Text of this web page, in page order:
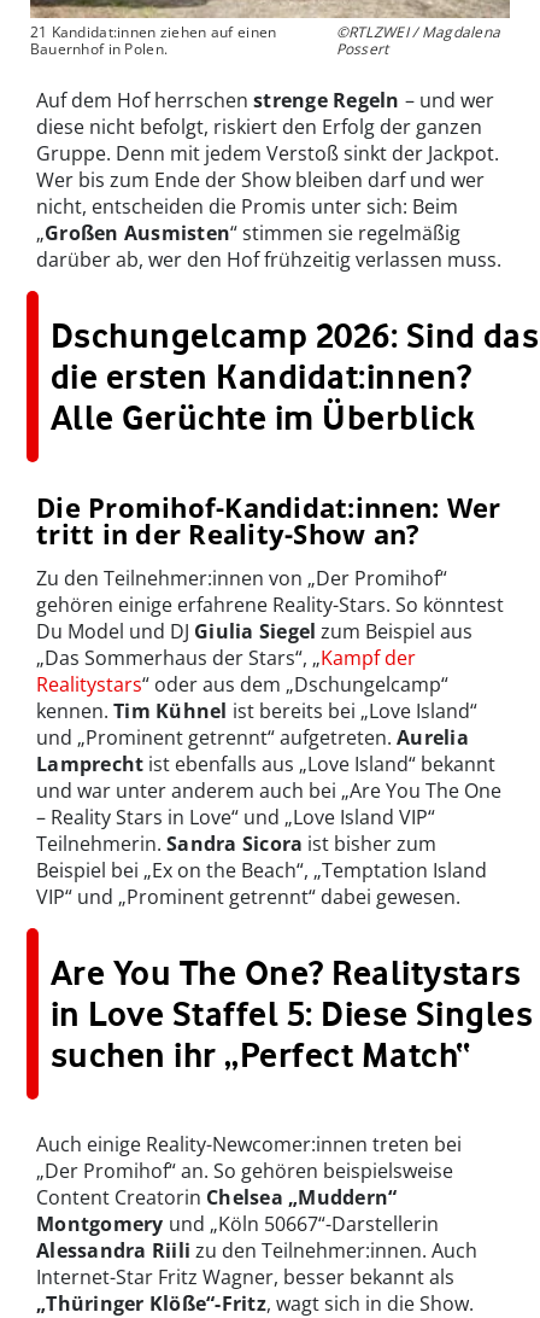
21 Kandidat:innen ziehen auf einen
Bauernhof in Polen.
©RTLZWEI / Magdalena
Possert
Auf dem Hof herrschen strenge Regeln – und wer
diese nicht befolgt, riskiert den Erfolg der ganzen
Gruppe. Denn mit jedem Verstoß sinkt der Jackpot.
Wer bis zum Ende der Show bleiben darf und wer
nicht, entscheiden die Promis unter sich: Beim
„Großen Ausmisten“ stimmen sie regelmäßig
darüber ab, wer den Hof frühzeitig verlassen muss.
Dschungelcamp 2026: Sind das
die ersten Kandidat:innen?
Alle Gerüchte im Überblick
Die Promihof-Kandidat:innen: Wer
tritt in der Reality-Show an?
Zu den Teilnehmer:innen von „Der Promihof“
gehören einige erfahrene Reality-Stars. So könntest
Du Model und DJ Giulia Siegel zum Beispiel aus
„Das Sommerhaus der Stars“, „Kampf der
Realitystars“ oder aus dem „Dschungelcamp“
kennen. Tim Kühnel ist bereits bei „Love Island“
und „Prominent getrennt“ aufgetreten. Aurelia
Lamprecht ist ebenfalls aus „Love Island“ bekannt
und war unter anderem auch bei „Are You The One
– Reality Stars in Love“ und „Love Island VIP“
Teilnehmerin. Sandra Sicora ist bisher zum
Beispiel bei „Ex on the Beach“, „Temptation Island
VIP“ und „Prominent getrennt“ dabei gewesen.
Are You The One? Realitystars
in Love Staffel 5: Diese Singles
suchen ihr „Perfect Match“
Auch einige Reality-Newcomer:innen treten bei
„Der Promihof“ an. So gehören beispielsweise
Content Creatorin Chelsea „Muddern“
Montgomery und „Köln 50667“-Darstellerin
Alessandra Riili zu den Teilnehmer:innen. Auch
Internet-Star Fritz Wagner, besser bekannt als
„Thüringer Klöße“-Fritz, wagt sich in die Show.